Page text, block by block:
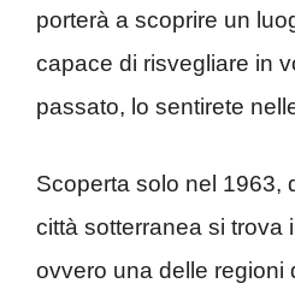
porterà a scoprire un
capace di risvegliare in
passato, lo sentirete
Scoperta solo nel 1963,
città sotterranea si trova
ovvero una delle regioni